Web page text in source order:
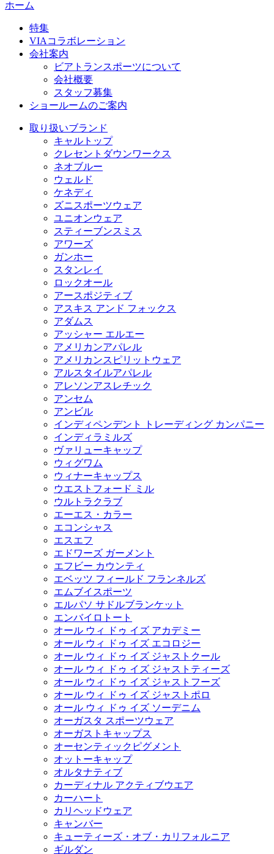
ホーム
特集
VIAコラボレーション
会社案内
ビアトランスポーツについて
会社概要
スタッフ募集
ショールームのご案内
取り扱いブランド
キャルトップ
クレセントダウンワークス
ネオブルー
ウェルド
ケネディ
ズニスポーツウェア
ユニオンウェア
スティーブンスミス
アワーズ
ガンホー
スタンレイ
ロックオール
アースポジティブ
アスキス アンド フォックス
アダムス
アッシャー エルエー
アメリカンアパレル
アメリカンスピリットウェア
アルスタイルアパレル
アレソンアスレチック
アンセム
アンビル
インディペンデント トレーディング カンパニー
インディラミルズ
ヴァリューキャップ
ウィグワム
ウィナーキャップス
ウエストフォード ミル
ウルトラクラブ
エーエス・カラー
エコンシャス
エスエフ
エドワーズ ガーメント
エフビー カウンティ
エベッツ フィールド フランネルズ
エムブイスポーツ
エルパソ サドルブランケット
エンバイロトート
オール ウィ ドゥ イズ アカデミー
オール ウィ ドゥ イズ エコロジー
オール ウィ ドゥ イズ ジャストクール
オール ウィ ドゥ イズ ジャストティーズ
オール ウィ ドゥ イズ ジャストフーズ
オール ウィ ドゥ イズ ジャストポロ
オール ウィ ドゥ イズ ソーデニム
オーガスタ スポーツウェア
オーガストキャップス
オーセンティックピグメント
オットーキャップ
オルタナティブ
カーディナル アクティブウエア
カーハート
カリヘッドウェア
キャンバー
キューティーズ・オブ・カリフォルニア
ギルダン